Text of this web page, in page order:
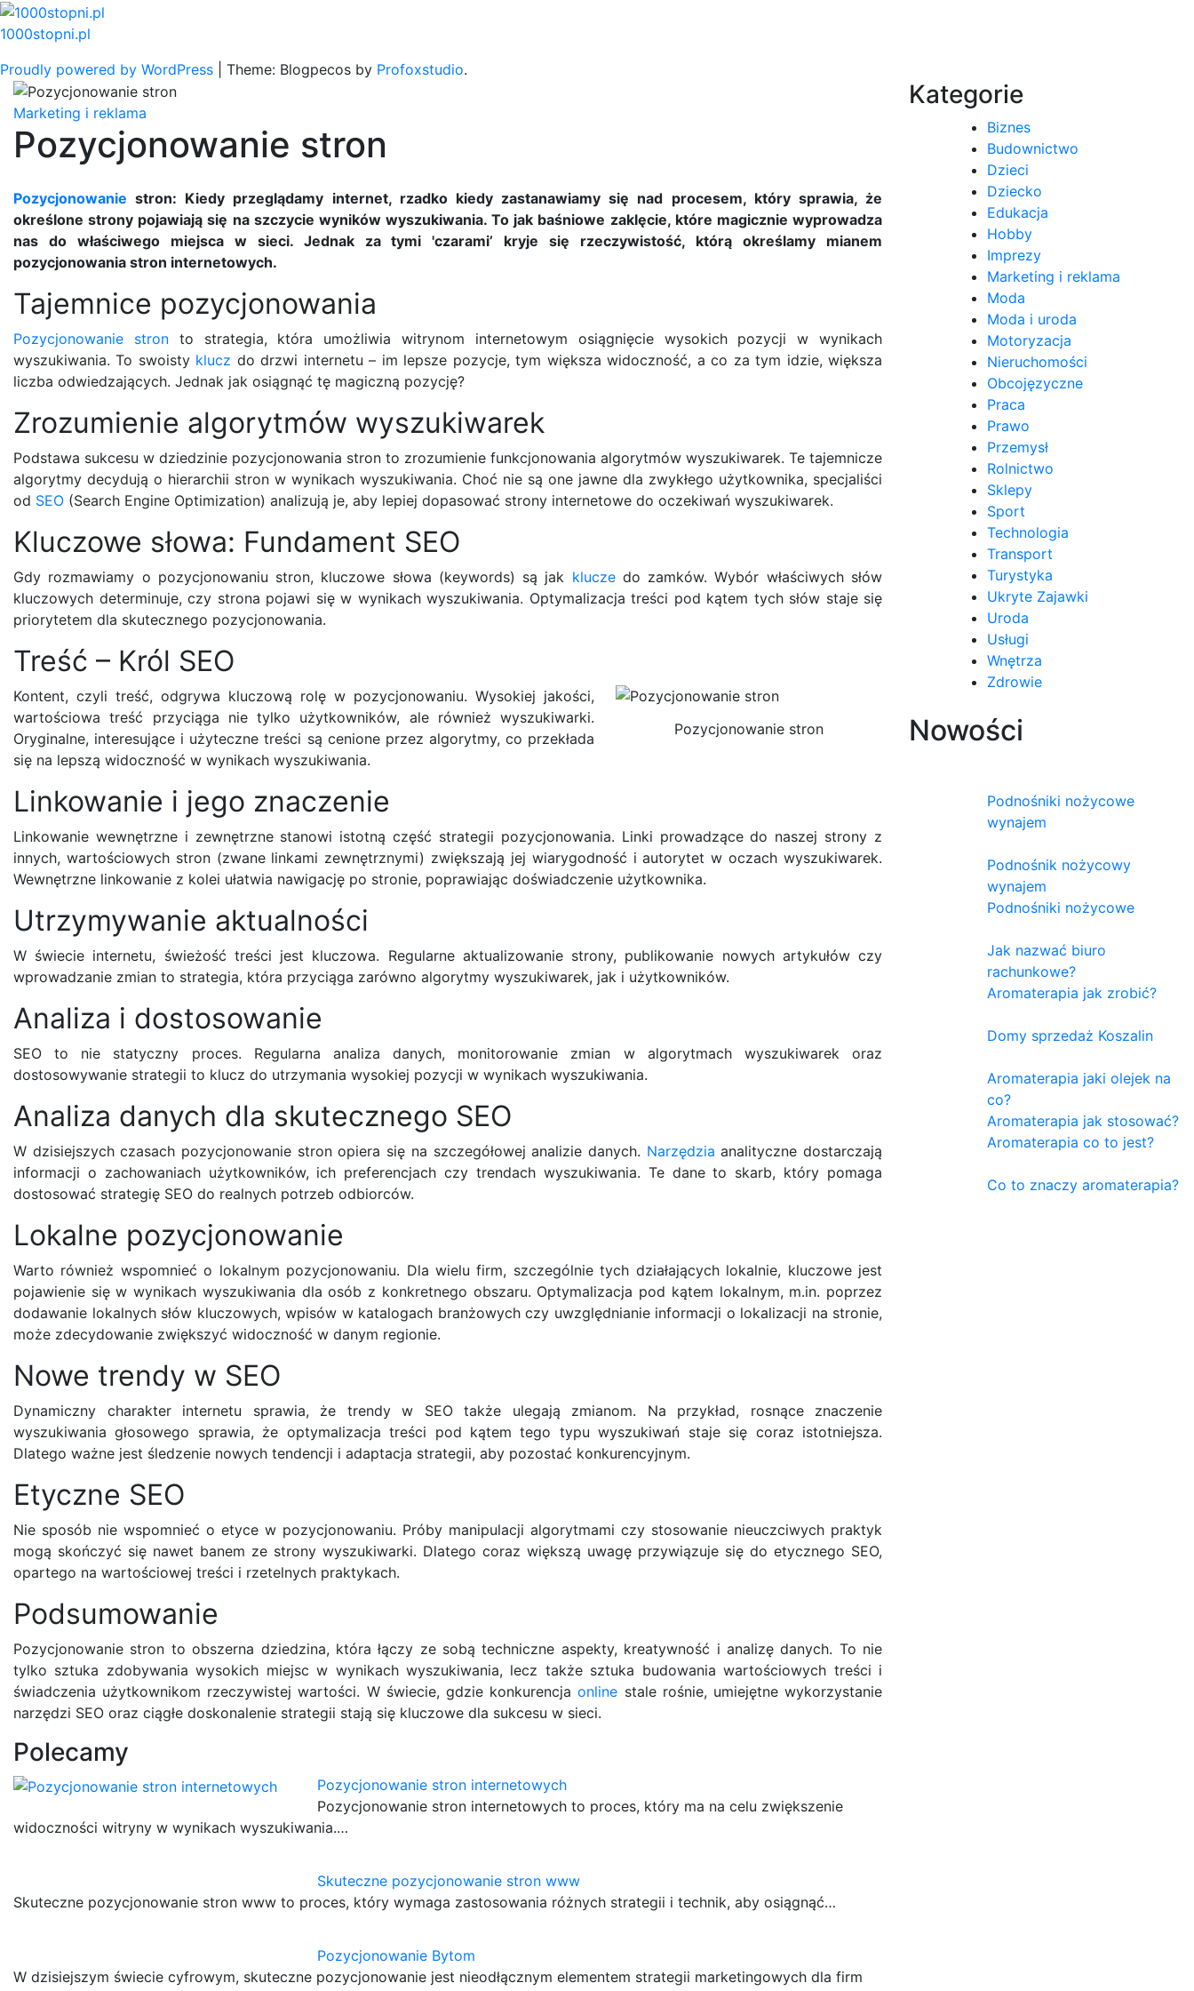
Skip
to
1000stopni.pl
Proudly powered by WordPress
Theme: Blogpecos by Profoxstudio.
Marketing i reklama
Pozycjonowanie stron
Pozycjonowanie stron: Kiedy przeglądamy internet, rzadko kiedy zastanawiamy się nad procesem, który sprawia, że
określone strony pojawiają się na szczycie wyników wyszukiwania. To jak baśniowe zaklęcie, które magicznie wyprowadza
nas do właściwego miejsca w sieci. Jednak za tymi 'czarami’ kryje się rzeczywistość, którą określamy mianem
pozycjonowania stron internetowych.
Tajemnice pozycjonowania
Pozycjonowanie stronto strategia, która umożliwia witrynom internetowym osiągnięcie wysokich pozycji w wynikach
wyszukiwania. To swoisty klucz do drzwi internetu – im lepsze pozycje, tym większa widoczność, a co za tym idzie, większa
liczba odwiedzających. Jednak jak osiągnąć tę magiczną pozycję?
Zrozumienie algorytmów wyszukiwarek
Podstawa sukcesu w dziedzinie pozycjonowania stron to zrozumienie funkcjonowania algorytmów wyszukiwarek. Te tajemnicze
algorytmy decydują o hierarchii stron w wynikach wyszukiwania. Choć nie są one jawne dla zwykłego użytkownika, specjaliści
od SEO (Search Engine Optimization) analizują je, aby lepiej dopasować strony internetowe do oczekiwań wyszukiwarek.
Kluczowe słowa: Fundament SEO
Gdy rozmawiamy o pozycjonowaniu stron, kluczowe słowa (keywords) są jak kluczedo zamków. Wybór właściwych słów
kluczowych determinuje, czy strona pojawi się w wynikach wyszukiwania. Optymalizacja treści pod kątem tych słów staje się
priorytetem dla skutecznego pozycjonowania.
Treść – Król SEO
Pozycjonowanie stron
Kontent, czyli treść, odgrywa kluczową rolę w pozycjonowaniu. Wysokiej jakości,
wartościowa treść przyciąga nie tylko użytkowników, ale również wyszukiwarki.
Oryginalne, interesujące i użyteczne treści są cenione przez algorytmy, co przekłada
się na lepszą widoczność w wynikach wyszukiwania.
Linkowanie i jego znaczenie
Linkowanie wewnętrzne i zewnętrzne stanowi istotną część strategii pozycjonowania. Linki prowadzące do naszej strony z
innych, wartościowych stron (zwane linkami zewnętrznymi) zwiększają jej wiarygodność i autorytet w oczach wyszukiwarek.
Wewnętrzne linkowanie z kolei ułatwia nawigację po stronie, poprawiając doświadczenie użytkownika.
Utrzymywanie aktualności
W świecie internetu, świeżość treści jest kluczowa. Regularne aktualizowanie strony, publikowanie nowych artykułów czy
wprowadzanie zmian to strategia, która przyciąga zarówno algorytmy wyszukiwarek, jak i użytkowników.
Analiza i dostosowanie
SEO to nie statyczny proces. Regularna analiza danych, monitorowanie zmian w algorytmach wyszukiwarek oraz
dostosowywanie strategii to klucz do utrzymania wysokiej pozycji w wynikach wyszukiwania.
Analiza danych dla skutecznego SEO
W dzisiejszych czasach pozycjonowanie stron opiera się na szczegółowej analizie danych. Narzędzia analityczne dostarczają
informacji o zachowaniach użytkowników, ich preferencjach czy trendach wyszukiwania. Te dane to skarb, który pomaga
dostosować strategię SEO do realnych potrzeb odbiorców.
Lokalne pozycjonowanie
Warto również wspomnieć o lokalnym pozycjonowaniu. Dla wielu firm, szczególnie tych działających lokalnie, kluczowe jest
pojawienie się w wynikach wyszukiwania dla osób z konkretnego obszaru. Optymalizacja pod kątem lokalnym, m.in. poprzez
dodawanie lokalnych słów kluczowych, wpisów w katalogach branżowych czy uwzględnianie informacji o lokalizacji na stronie,
może zdecydowanie zwiększyć widoczność w danym regionie.
Nowe trendy w SEO
Dynamiczny charakter internetu sprawia, że trendy w SEO także ulegają zmianom. Na przykład, rosnące znaczenie
wyszukiwania głosowego sprawia, że optymalizacja treści pod kątem tego typu wyszukiwań staje się coraz istotniejsza.
Dlatego ważne jest śledzenie nowych tendencji i adaptacja strategii, aby pozostać konkurencyjnym.
Etyczne SEO
Nie sposób nie wspomnieć o etyce w pozycjonowaniu. Próby manipulacji algorytmami czy stosowanie nieuczciwych praktyk
mogą skończyć się nawet banem ze strony wyszukiwarki. Dlatego coraz większą uwagę przywiązuje się do etycznego SEO,
opartego na wartościowej treści i rzetelnych praktykach.
Podsumowanie
Pozycjonowanie stron to obszerna dziedzina, która łączy ze sobą techniczne aspekty, kreatywność i analizę danych. To nie
tylko sztuka zdobywania wysokich miejsc w wynikach wyszukiwania, lecz także sztuka budowania wartościowych treści i
świadczenia użytkownikom rzeczywistej wartości. W świecie, gdzie konkurencjaonline stale rośnie, umiejętne wykorzystanie
narzędzi SEO oraz ciągłe doskonalenie strategii stają się kluczowe dla sukcesu w sieci.
Polecamy
Pozycjonowanie stron internetowych
Pozycjonowanie stron internetowych to proces, który ma na celu zwiększenie
widoczności witryny w wynikach wyszukiwania.…
Skuteczne pozycjonowanie stron www
Skuteczne pozycjonowanie stron www to proces, który wymaga zastosowania różnych strategii i technik, aby osiągnąć…
Pozycjonowanie Bytom
W dzisiejszym świecie cyfrowym, skuteczne pozycjonowanie jest nieodłącznym elementem strategii marketingowych dla firm
Kategorie
Biznes
Budownictwo
Dzieci
Dziecko
Edukacja
Hobby
Imprezy
Marketing i reklama
Moda
Moda i uroda
Motoryzacja
Nieruchomości
Obcojęzyczne
Praca
Prawo
Przemysł
Rolnictwo
Sklepy
Sport
Technologia
Transport
Turystyka
Ukryte Zajawki
Uroda
Usługi
Wnętrza
Zdrowie
Nowości
Podnośniki nożycowe
wynajem
Podnośnik nożycowy
wynajem
Podnośniki nożycowe
Jak nazwać biuro
rachunkowe?
Aromaterapia jak zrobić?
Domy sprzedaż Koszalin
Aromaterapia jaki olejek na
co?
Aromaterapia jak stosować?
Aromaterapia co to jest?
Co to znaczy aromaterapia?